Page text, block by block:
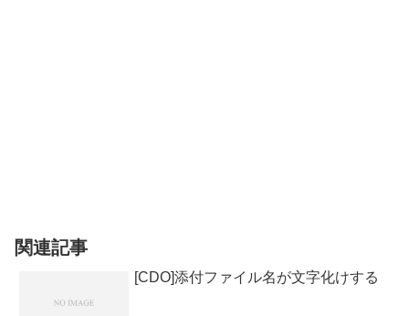
関連記事
[CDO]添付ファイル名が文字化けする